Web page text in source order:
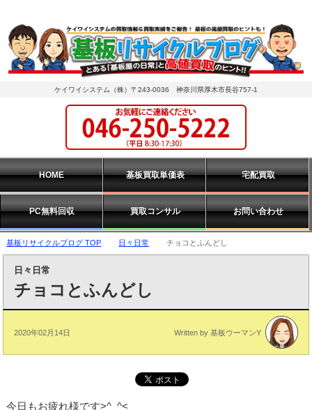
基板リサイクルブログ TOP 日々日常 チョコとふんどし
日々日常
チョコとふんどし
2020年02月14日 Written by 基板ウーマンY
今日もお疲れ様です>^_^<
ケイワイシステム（株）〒243-0036 神奈川県厚木市長谷757-1
HOME 基板買取単価表 宅配買取
PC無料回収 買取コンサル お問い合わせ